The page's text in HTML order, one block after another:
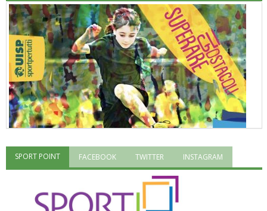
"Superare gli ostacoli": la relazione di Tiziano Pesce al CN Uisp
SPORT POINT FACEBOOK TWITTER INSTAGRAM